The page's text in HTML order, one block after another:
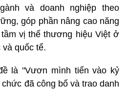
và doanh nghiệp theo
góp phần nâng cao năng
vị thế thương hiệu Việt ở
quốc tế.
là "Vươn mình tiến vào kỷ
đã công bố và trao danh